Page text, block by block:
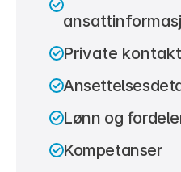
Private
Lønn og
Kompetanser